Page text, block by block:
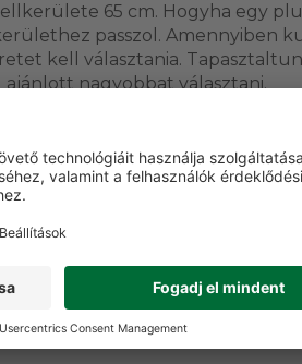
65 cm. Hogyha egy
passzol. Amennyiben
kell választania.
nagyobbat választani.